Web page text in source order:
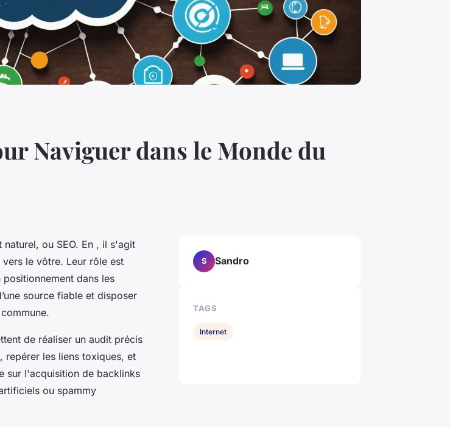
Naviguer dans le Monde du
ou SEO. En , il s'agit
le vôtre. Leur rôle est
dans les
source fiable et disposer
de réaliser un audit précis
repérer les liens toxiques, et
sur l'acquisition de backlinks
ou spammy
S Sandro
TAGS
Internet